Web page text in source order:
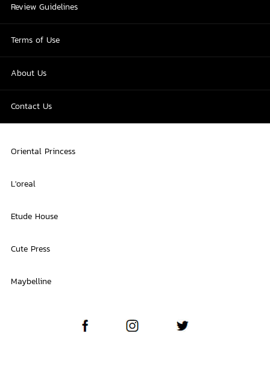
Review Guidelines
Terms of Use
About Us
Contact Us
Oriental Princess
L'oreal
Etude House
Cute Press
Maybelline